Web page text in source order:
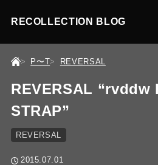
RECOLLECTION BLOG
P〜T REVERSAL
REVERSAL “rvddw
STRAP”
REVERSAL
2015.07.01